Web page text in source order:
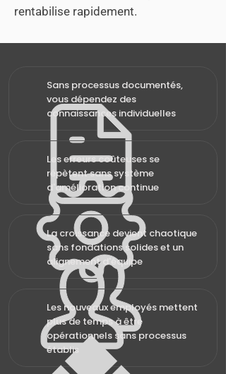
rentabilise rapidement.
Sans processus documentés,
vous dépendez des
connaissances individuelles
Les erreurs coûteuses se
répètent sans système
d'amélioration continue
La croissance devient chaotique
sans fondations solides et un
alignement d'équipe
Les nouveaux employés mettent
plus de temps à être
opérationnels sans processus
établis